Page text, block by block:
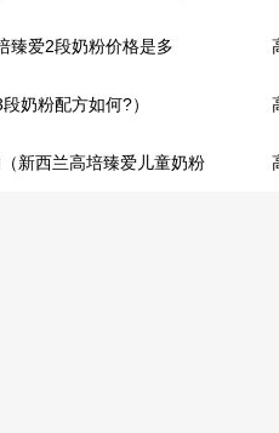
臻爱2段奶粉价格是多
奶粉配方如何?）
新西兰高培臻爱儿童奶粉